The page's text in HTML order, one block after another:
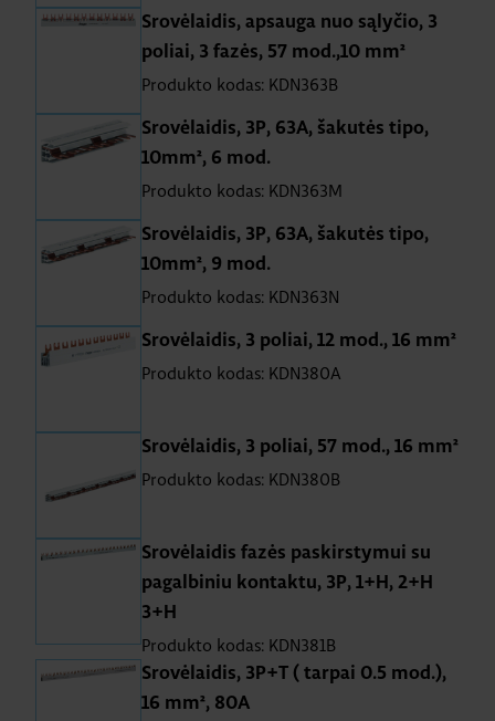
Srovėlaidis, apsauga nuo sąlyčio, 3
poliai, 3 fazės, 57 mod.,10 mm²
Produkto kodas: KDN363B
Srovėlaidis, 3P, 63A, šakutės tipo,
10mm², 6 mod.
Produkto kodas: KDN363M
Srovėlaidis, 3P, 63A, šakutės tipo,
10mm², 9 mod.
Produkto kodas: KDN363N
Srovėlaidis, 3 poliai, 12 mod., 16 mm²
Produkto kodas: KDN380A
Srovėlaidis, 3 poliai, 57 mod., 16 mm²
Produkto kodas: KDN380B
Srovėlaidis fazės paskirstymui su
pagalbiniu kontaktu, 3P, 1+H, 2+H
3+H
Produkto kodas: KDN381B
Srovėlaidis, 3P+T ( tarpai 0.5 mod.),
16 mm², 80A